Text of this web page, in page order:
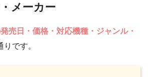
メーカー
売日・価格・対応機種・ジャンル・
です。